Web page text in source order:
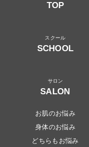
TOP
SCHOOL
SALON
お肌のお悩み
身体のお悩み
どちらもお悩み